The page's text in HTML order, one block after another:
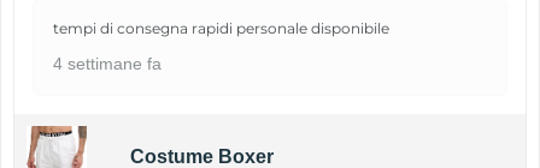
tempi di consegna rapidi personale disponibile
4 settimane fa
Costume Boxer